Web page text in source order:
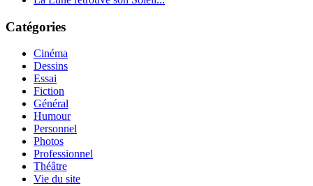
Catégories
Cinéma
Dessins
Essai
Fiction
Général
Humour
Personnel
Photos
Professionnel
Théâtre
Vie du site